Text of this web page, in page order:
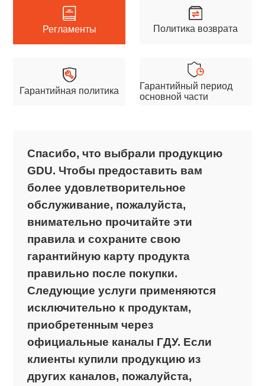
Регламенты Политика возврата
Гарантийная политика
Гарантийный период
основной части
Спасибо, что выбрали продукцию
GDU. Чтобы предоставить вам
более удовлетворительное
обслуживание, пожалуйста,
внимательно прочитайте эти
правила и сохраните свою
гарантийную карту продукта
правильно после покупки.
Следующие услуги применяются
исключительно к продуктам,
приобретенным через
официальные каналы ГДУ. Если
клиенты купили продукцию из
других каналов, пожалуйста,